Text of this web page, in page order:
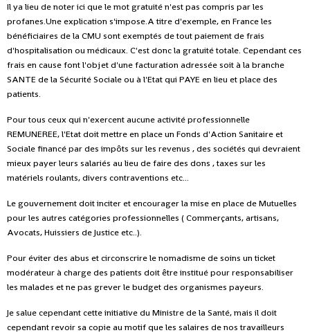
Il ya lieu de noter ici que le mot gratuité n'est pas compris par les
profanes.Une explication s'impose.A titre d'exemple, en France les
bénéficiaires de la CMU sont exemptés de tout paiement de frais
d'hospitalisation ou médicaux. C'est donc la gratuité totale. Cependant ces
frais en cause font l'objet d'une facturation adressée soit à la branche
SANTE de la Sécurité Sociale ou à l'Etat qui PAYE en lieu et place des
patients.
Pour tous ceux qui n'exercent aucune activité professionnelle
REMUNEREE, l'Etat doit mettre en place un Fonds d'Action Sanitaire et
Sociale financé par des impôts sur les revenus , des sociétés qui devraient
mieux payer leurs salariés au lieu de faire des dons , taxes sur les
matériels roulants, divers contraventions etc...
Le gouvernement doit inciter et encourager la mise en place de Mutuelles
pour les autres catégories professionnelles ( Commerçants, artisans,
Avocats, Huissiers de Justice etc..).
Pour éviter des abus et circonscrire le nomadisme de soins un ticket
modérateur à charge des patients doit être institué pour responsabiliser
les malades et ne pas grever le budget des organismes payeurs.
Je salue cependant cette initiative du Ministre de la Santé, mais il doit
cependant revoir sa copie au motif que les salaires de nos travailleurs